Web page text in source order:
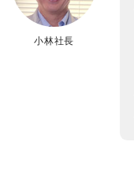
小林社長